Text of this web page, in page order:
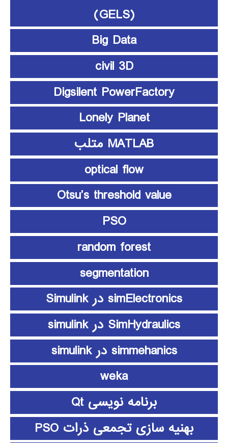
(GELS)
Big Data
civil 3D
Digsilent PowerFactory
Lonely Planet
MATLAB متلب
optical flow
Otsu’s threshold value
PSO
random forest
segmentation
simElectronics در Simulink
SimHydraulics در simulink
simmehanics در simulink
weka
برنامه نویسی Qt
بهنیه سازی تجمعی ذرات PSO